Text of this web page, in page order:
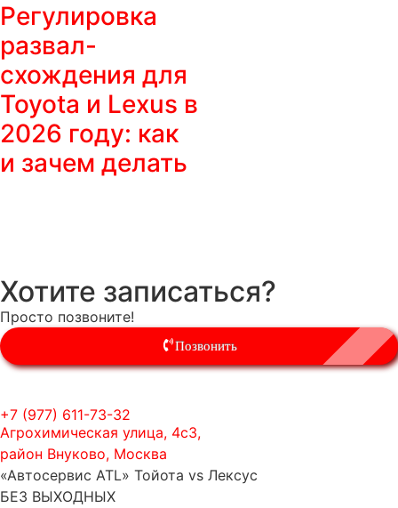
Регулировка
развал-
схождения для
Toyota и Lexus в
2026 году: как
и зачем делать
Хотите записаться?
Просто позвоните!
Позвонить
+7 (977) 611-73-32
Агрохимическая улица, 4с3,
район Внуково, Москва
«Автосервис ATL» Тойота vs Лексус
БЕЗ ВЫХОДНЫХ